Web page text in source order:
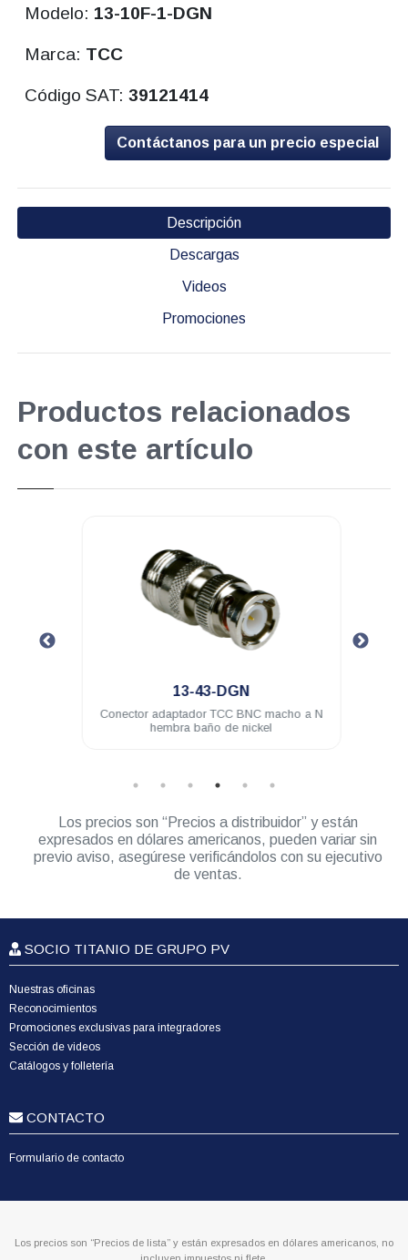
Modelo: 13-10F-1-DGN
Marca: TCC
Código SAT:39121414
Contáctanos para un precio especial
Descripción
Descargas
Videos
Promociones
Productos relacionados
con este artículo
13-43-DGN
Conector adaptador TCC BNC macho a N
hembra baño de nickel
Los precios son “Precios a distribuidor” y están
expresados en dólares americanos, pueden variar sin
previo aviso, asegúrese verificándolos con su ejecutivo
de ventas.
SOCIO TITANIO DE GRUPO PV
Nuestras oficinas
Reconocimientos
Promociones exclusivas para integradores
Sección de videos
Catálogos y folletería
CONTACTO
Formulario de contacto
Los precios son “Precios de lista” y están expresados en dólares americanos, no